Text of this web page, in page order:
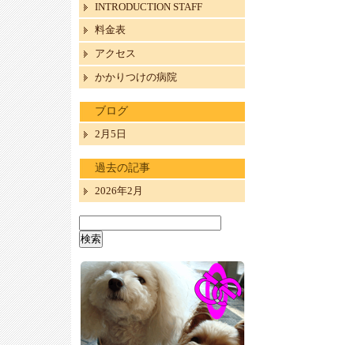
INTRODUCTION STAFF
料金表
アクセス
かかりつけの病院
ブログ
2月5日
過去の記事
2026年2月
索: